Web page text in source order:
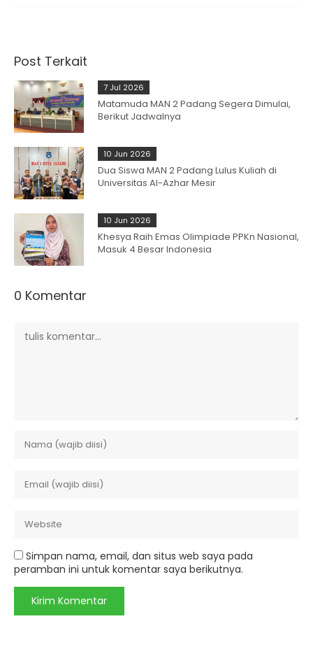
Post Terkait
7 Jul 2026
Matamuda MAN 2 Padang Segera Dimulai,
Berikut Jadwalnya
10 Jun 2026
Dua Siswa MAN 2 Padang Lulus Kuliah di
Universitas Al-Azhar Mesir
10 Jun 2026
Khesya Raih Emas Olimpiade PPKn Nasional,
Masuk 4 Besar Indonesia
0 Komentar
Simpan nama, email, dan situs web saya pada
peramban ini untuk komentar saya berikutnya.